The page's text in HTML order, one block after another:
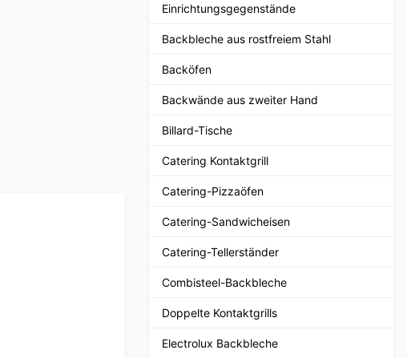
Einrichtungsgegenstände
Backbleche aus rostfreiem Stahl
Backöfen
Backwände aus zweiter Hand
Billard-Tische
Catering Kontaktgrill
Catering-Pizzaöfen
Catering-Sandwicheisen
Catering-Tellerständer
Combisteel-Backbleche
Doppelte Kontaktgrills
Electrolux Backbleche